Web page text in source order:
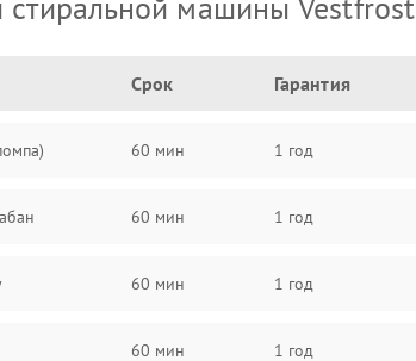
Срок Гарантия
60 мин 1 год
60 мин 1 год
60 мин 1 год
60 мин 1 год